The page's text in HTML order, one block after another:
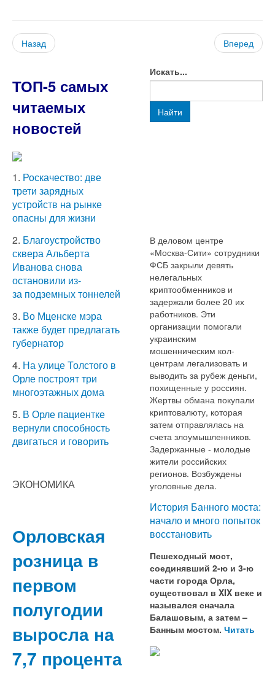
Назад Вперед
ТОП-5 самых
читаемых
новостей
1. Роскачество: две
трети зарядных
устройств на рынке
опасны для жизни
2. Благоустройство
сквера Альберта
Иванова снова
остановили из-
за подземных тоннелей
3. Во Мценске мэра
также будет предлагать
губернатор
4. На улице Толстого в
Орле построят три
многоэтажных дома
5. В Орле пациентке
вернули способность
двигаться и говорить
ЭКОНОМИКА
Орловская
розница в
первом
полугодии
выросла на
7,7 процента
Искать...
Найти
В деловом центре
«Москва-Сити» сотрудники
ФСБ закрыли девять
нелегальных
криптообменников и
задержали более 20 их
работников. Эти
организации помогали
украинским
мошенническим кол-
центрам легализовать и
выводить за рубеж деньги,
похищенные у россиян.
Жертвы обмана покупали
криптовалюту, которая
затем отправлялась на
счета злоумышленников.
Задержанные - молодые
жители российских
регионов. Возбуждены
уголовные дела.
История Банного моста:
начало и много попыток
восстановить
Пешеходный мост,
соединявший 2-ю и 3-ю
части города Орла,
существовал в XIX веке и
назывался сначала
Балашовым, а затем –
Банным мостом. Читать